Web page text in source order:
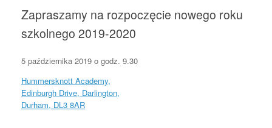
Zapraszamy na rozpoczęcie nowego roku
szkolnego 2019-2020
5 października 2019 o godz. 9.30
Hummersknott Academy,
Edinburgh Drive, Darlington,
Durham, DL3 8AR